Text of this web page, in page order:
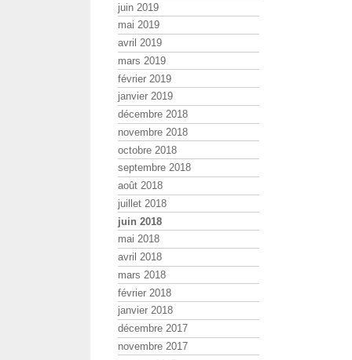
juin 2019
mai 2019
avril 2019
mars 2019
février 2019
janvier 2019
décembre 2018
novembre 2018
octobre 2018
septembre 2018
août 2018
juillet 2018
juin 2018
mai 2018
avril 2018
mars 2018
février 2018
janvier 2018
décembre 2017
novembre 2017